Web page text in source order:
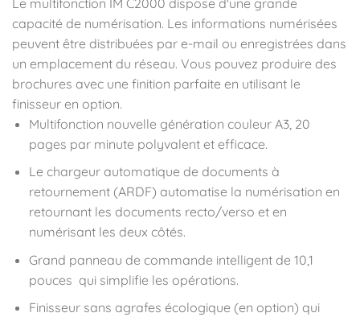
capacité de numérisation. Les informations numérisées
peuvent être distribuées par e-mail ou enregistrées dans
un emplacement du réseau. Vous pouvez produire des
brochures avec une finition parfaite en utilisant le
finisseur en option.
Multifonction nouvelle génération couleur A3, 20
pages par minute polyvalent et efficace.
Le chargeur automatique de documents à
retournement (ARDF) automatise la numérisation en
retournant les documents recto/verso et en
numérisant les deux côtés.
Grand panneau de commande intelligent de 10,1
pouces qui simplifie les opérations.
Finisseur sans agrafes écologique (en option) qui